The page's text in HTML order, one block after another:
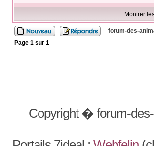
Montrer
forum-des-
Page 1sur 1
Copyright � forum-